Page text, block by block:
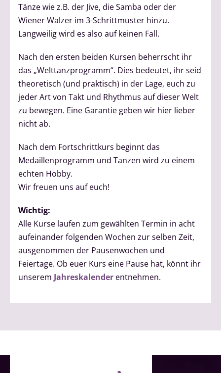
Tänze wie z.B. der Jive, die Samba oder der
Wiener Walzer im 3-Schrittmuster hinzu.
Langweilig wird es also auf keinen Fall.
Nach den ersten beiden Kursen beherrscht ihr
das „Welttanzprogramm“. Dies bedeutet, ihr seid
theoretisch (und praktisch) in der Lage, euch zu
jeder Art von Takt und Rhythmus auf dieser Welt
zu bewegen. Eine Garantie geben wir hier lieber
nicht ab.
Nach dem Fortschrittkurs beginnt das
Medaillenprogramm und Tanzen wird zu einem
echten Hobby.
Wir freuen uns auf euch!
Wichtig:
Alle Kurse laufen zum gewählten Termin in acht
aufeinander folgenden Wochen zur selben Zeit,
ausgenommen der Pausenwochen und
Feiertage. Ob euer Kurs eine Pause hat, könnt ihr
unserem Jahreskalender entnehmen.